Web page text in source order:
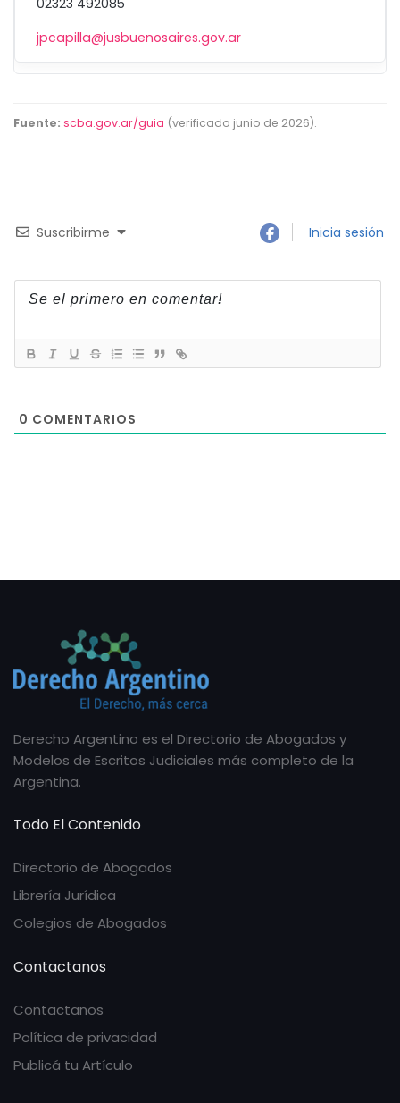
02323 492085
jpcapilla@jusbuenosaires.gov.ar
Fuente: scba.gov.ar/guia (verificado junio de 2026).
Suscribirme Inicia sesión
0 COMENTARIOS
Derecho Argentino es el Directorio de Abogados y
Modelos de Escritos Judiciales más completo de la
Argentina.
Todo El Contenido
Directorio de Abogados
Librería Jurídica
Colegios de Abogados
Contactanos
Contactanos
Política de privacidad
Publicá tu Artículo